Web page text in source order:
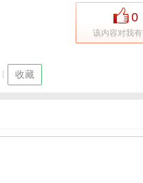
0
该内容对我
收藏